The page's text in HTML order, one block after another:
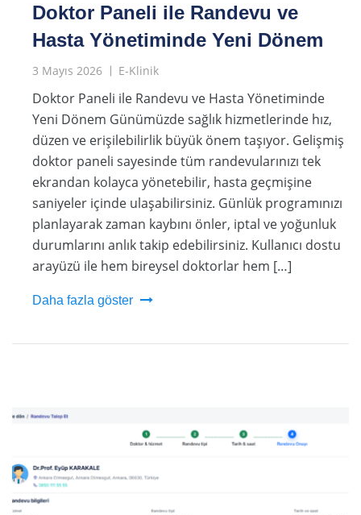
Doktor Paneli ile Randevu ve
Hasta Yönetiminde Yeni Dönem
3 Mayıs 2026 E-Klinik
Doktor Paneli ile Randevu ve Hasta Yönetiminde
Yeni Dönem Günümüzde sağlık hizmetlerinde hız,
düzen ve erişilebilirlik büyük önem taşıyor. Gelişmiş
doktor paneli sayesinde tüm randevularınızı tek
ekrandan kolayca yönetebilir, hasta geçmişine
saniyeler içinde ulaşabilirsiniz. Günlük programınızı
planlayarak zaman kaybını önler, iptal ve yoğunluk
durumlarını anlık takip edebilirsiniz. Kullanıcı dostu
arayüzü ile hem bireysel doktorlar hem […]
Daha fazla göster